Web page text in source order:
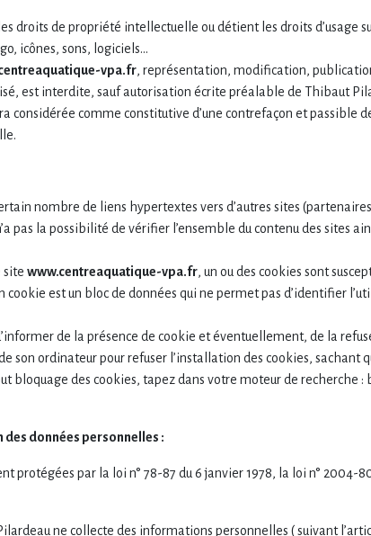
droits de propriété intellectuelle ou détient les droits d’usage
icônes, sons, logiciels…
vpa.fr, représentation, modification,
est interdite, sauf autorisation écrite préalable de Thibaut
considérée comme constitutive d’une contrefaçon et passible
nombre de liens hypertextes vers d’autres sites
pas la possibilité de vérifier l’ensemble du contenu des sites
site www.centreaquatique-vpa.fr, un ou des cookies sont
est un bloc de données qui ne permet pas d’identifier
de la présence de cookie et éventuellement, de la
son ordinateur pour refuser l’installation des cookies, sachant
bloquage des cookies, tapez dans votre moteur de recherche
des données personnelles :
protégées par la loi n° 78-87 du 6 janvier 1978, la loi n° 2004-
ne collecte des informations personnelles ( suivant